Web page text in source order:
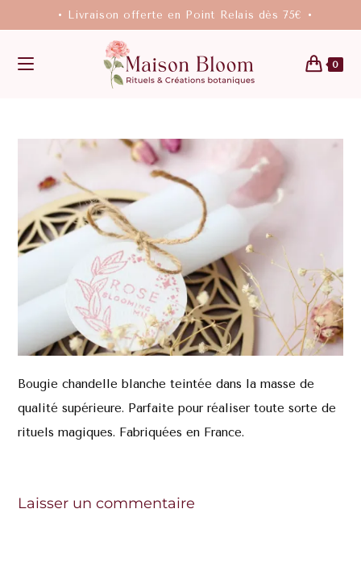
• Livraison offerte en Point Relais dès 75€ •
0
Bougie chandelle blanche teintée dans la masse de
qualité supérieure. Parfaite pour réaliser toute sorte de
rituels magiques. Fabriquées en France.
Laisser un commentaire